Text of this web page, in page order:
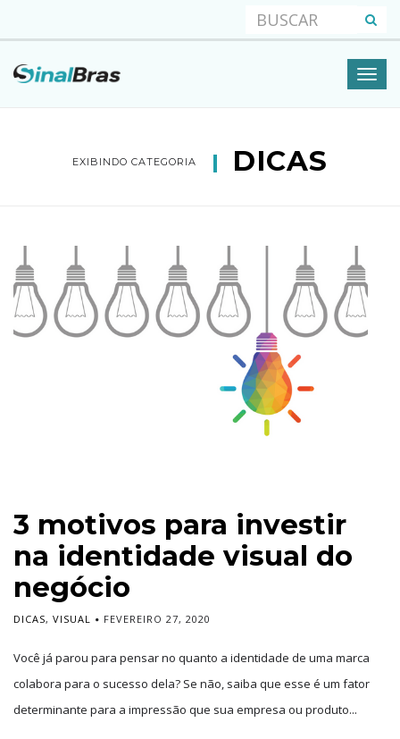
EXIBINDO CATEGORIA DICAS
3 motivos para investir
na identidade visual do
negócio
DICAS, VISUAL FEVEREIRO 27, 2020
Você já parou para pensar no quanto a identidade de uma marca
colabora para o sucesso dela? Se não, saiba que esse é um fator
determinante para a impressão que sua empresa ou produto...